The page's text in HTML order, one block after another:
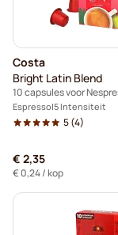
Costa
Bright Latin Blend
10 capsules voor
Espresso 5 Intensiteit
5(4)
€ 2,35
€ 0,24/ kop